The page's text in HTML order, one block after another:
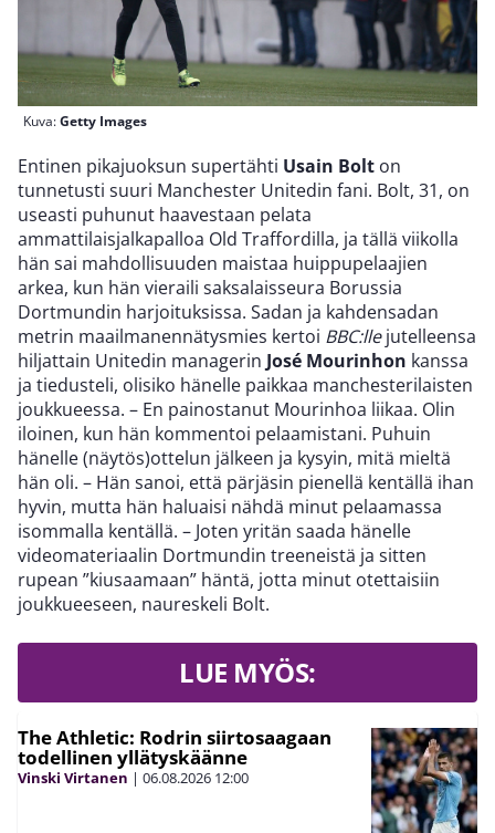
Kuva:Getty Images
Entinen pikajuoksun supertähti Usain Bolt on
tunnetusti suuri Manchester Unitedin fani. Bolt, 31, on
useasti puhunut haavestaan pelata
ammattilaisjalkapalloa Old Traffordilla, ja tällä viikolla
hän sai mahdollisuuden maistaa huippupelaajien
arkea, kun hän vieraili saksalaisseura Borussia
Dortmundin harjoituksissa. Sadan ja kahdensadan
metrin maailmanennätysmies kertoi BBC:llejutelleensa
hiljattain Unitedin managerin José Mourinhon kanssa
ja tiedusteli, olisiko hänelle paikkaa manchesterilaisten
joukkueessa. – En painostanut Mourinhoa liikaa. Olin
iloinen, kun hän kommentoi pelaamistani. Puhuin
hänelle (näytös)ottelun jälkeen ja kysyin, mitä mieltä
hän oli. – Hän sanoi, että pärjäsin pienellä kentällä ihan
hyvin, mutta hän haluaisi nähdä minut pelaamassa
isommalla kentällä. – Joten yritän saada hänelle
videomateriaalin Dortmundin treeneistä ja sitten
rupean ”kiusaamaan” häntä, jotta minut otettaisiin
joukkueeseen, naureskeli Bolt.
LUE MYÖS:
The Athletic: Rodrin siirtosaagaan
todellinen yllätyskäänne
Vinski Virtanen | 06.08.2026 12:00